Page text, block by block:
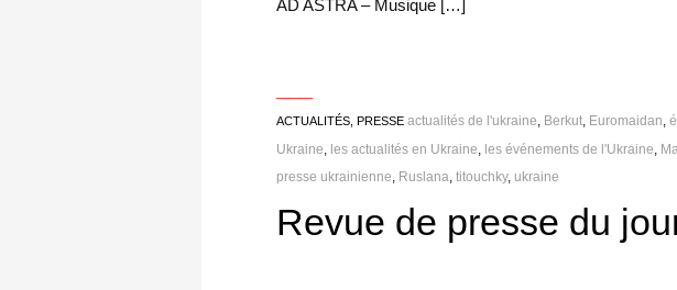
AD ASTRA – Musique […]
ACTUALITÉS, PRESSE actualités de l'ukraine Berkut Euromaidan ,
Ukraine
les actualités en Ukraine les événements de l'Ukraine
presse ukrainienne
Ruslana ,titouchky, ukraine
Revue de presse du